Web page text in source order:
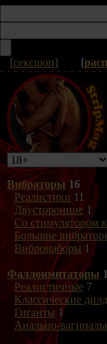
[сексшоп] [
Вибраторы 16
Реалистики 11
Двусторонние 1
Со стимулятором
Большие
Вибронаборы 1
Фаллоимитаторы
Реалистичные 7
Классические
Гиганты 1
Анально-